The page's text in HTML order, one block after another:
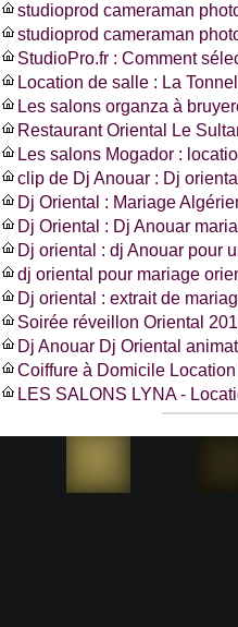
studioprod cameraman
studioprod cameraman
StudioPro.fr : Comment
Location de salle : La
Les salons organza à
Restaurant Oriental Le
Les salons Mogador :
clip de Dj Anouar : Dj
Dj Oriental : Mariage
Dj Oriental : Dj Anouar
Dj oriental : dj Anouar pour
dj oriental pour mariage
Dj oriental : extrait de
Soirée réveillon Oriental
Dj Anouar Dj Oriental
Coiffure à Domicile
LES SALONS LYNA -